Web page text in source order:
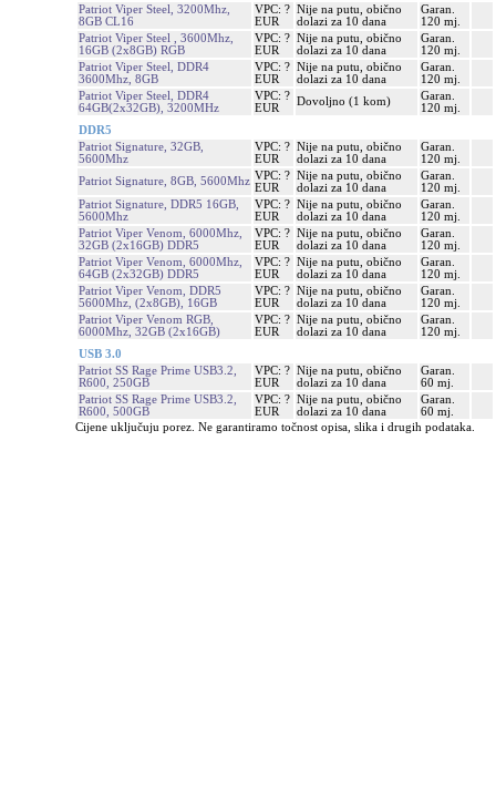
Patriot Viper Steel, 3200Mhz,
8GB CL16
VPC: ?
EUR
Nije na putu, obično
dolazi za 10 dana
Garan.
120 mj.
Patriot Viper Steel , 3600Mhz,
16GB (2x8GB) RGB
VPC: ?
EUR
Nije na putu, obično
dolazi za 10 dana
Garan.
120 mj.
Patriot Viper Steel, DDR4
3600Mhz, 8GB
VPC: ?
EUR
Nije na putu, obično
dolazi za 10 dana
Garan.
120 mj.
Patriot Viper Steel, DDR4
64GB(2x32GB), 3200MHz
VPC: ?
EUR
Dovoljno (1 kom)
Garan.
120 mj.
DDR5
Patriot Signature, 32GB,
5600Mhz
VPC: ?
EUR
Nije na putu, obično
dolazi za 10 dana
Garan.
120 mj.
Patriot Signature, 8GB, 5600Mhz VPC: ?
EUR
Nije na putu, obično
dolazi za 10 dana
Garan.
120 mj.
Patriot Signature, DDR5 16GB,
5600Mhz
VPC: ?
EUR
Nije na putu, obično
dolazi za 10 dana
Garan.
120 mj.
Patriot Viper Venom, 6000Mhz,
32GB (2x16GB) DDR5
VPC: ?
EUR
Nije na putu, obično
dolazi za 10 dana
Garan.
120 mj.
Patriot Viper Venom, 6000Mhz,
64GB (2x32GB) DDR5
VPC: ?
EUR
Nije na putu, obično
dolazi za 10 dana
Garan.
120 mj.
Patriot Viper Venom, DDR5
5600Mhz, (2x8GB), 16GB
VPC: ?
EUR
Nije na putu, obično
dolazi za 10 dana
Garan.
120 mj.
Patriot Viper Venom RGB,
6000Mhz, 32GB (2x16GB)
VPC: ?
EUR
Nije na putu, obično
dolazi za 10 dana
Garan.
120 mj.
USB 3.0
Patriot SS Rage Prime USB3.2,
R600, 250GB
VPC: ?
EUR
Nije na putu, obično
dolazi za 10 dana
Garan.
60 mj.
Patriot SS Rage Prime USB3.2,
R600, 500GB
VPC: ?
EUR
Nije na putu, obično
dolazi za 10 dana
Garan.
60 mj.
Cijene uključuju porez. Ne garantiramo točnost opisa, slika i drugih podataka.